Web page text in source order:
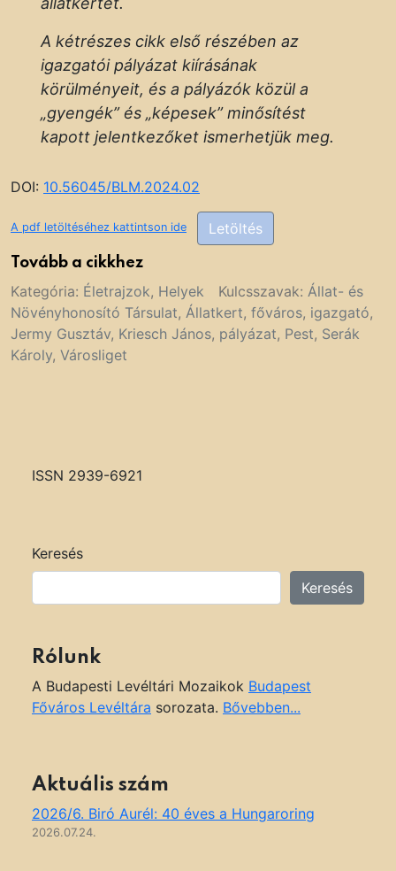
A kétrészes cikk első részében az
igazgatói pályázat kiírásának
körülményeit, és a pályázók közül a
„gyengék” és „képesek” minősítést
kapott jelentkezőket ismerhetjük meg.
DOI: 10.56045/BLM.2024.02
A pdf letöltéséhez kattintson ide Letöltés
Tovább a cikkhez
Kategória: Életrajzok, Helyek Kulcsszavak: Állat- és
Növényhonosító Társulat, Állatkert, főváros, igazgató,
Jermy Gusztáv, Kriesch János, pályázat, Pest, Serák
Károly, Városliget
ISSN 2939-6921
Keresés
Keresés
Rólunk
A Budapesti Levéltári Mozaikok Budapest
Főváros Levéltára sorozata. Bővebben...
Aktuális szám
2026/6. Biró Aurél: 40 éves a Hungaroring
2026.07.24.